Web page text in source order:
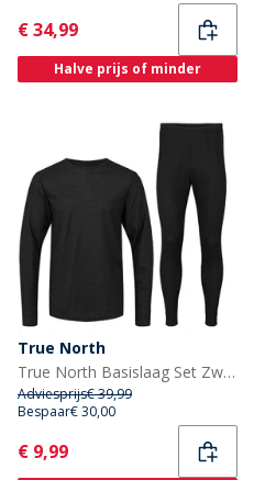
Current
€ 34,99
Halve prijs of minder
True North
True North Basislaag Set Zwart
Adviesprijs€ 39,99
Bespaar€ 30,00
Current
€ 9,99